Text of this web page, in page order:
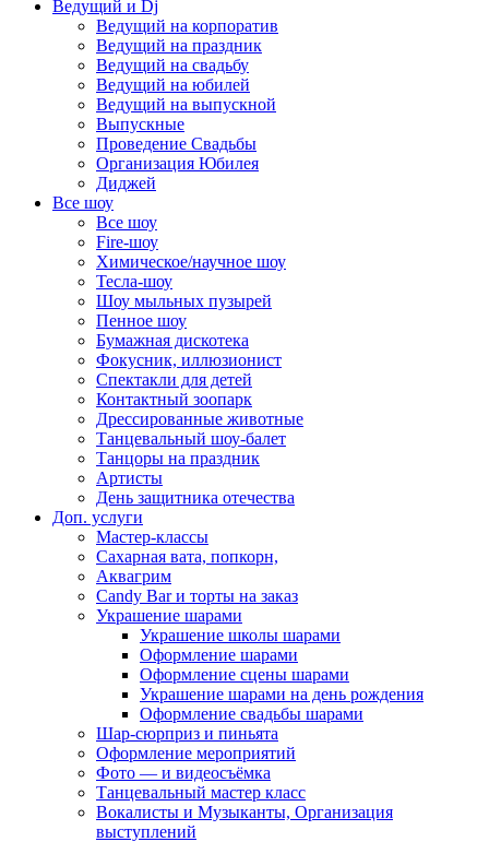
Ведущий и Dj
Ведущий на корпоратив
Ведущий на праздник
Ведущий на свадьбу
Ведущий на юбилей
Ведущий на выпускной
Выпускные
Проведение Свадьбы
Организация Юбилея
Диджей
Все шоу
Все шоу
Fire-шоу
Химическое/научное шоу
Тесла-шоу
Шоу мыльных пузырей
Пенное шоу
Бумажная дискотека
Фокусник, иллюзионист
Спектакли для детей
Контактный зоопарк
Дрессированные животные
Танцевальный шоу-балет
Танцоры на праздник
Артисты
День защитника отечества
Доп. услуги
Мастер-классы
Сахарная вата, попкорн,
Аквагрим
Candy Bar и торты на заказ
Украшение шарами
Украшение школы шарами
Оформление шарами
Оформление сцены шарами
Украшение шарами на день рождения
Оформление свадьбы шарами
Шар-сюрприз и пиньята
Оформление мероприятий
Фото — и видеосъёмка
Танцевальный мастер класс
Вокалисты и Музыканты, Организация
выступлений